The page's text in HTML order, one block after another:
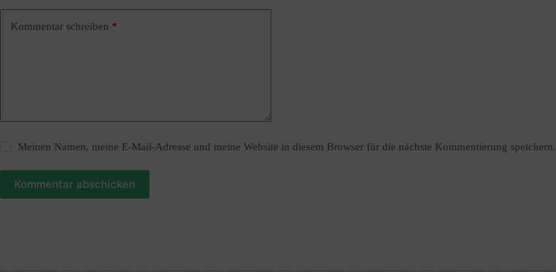
Kommentar schreiben *
Meinen Namen, meine E-Mail-Adresse und meine Website in diesem Browser für die nächste Kommentierung speichern.
Kommentar abschicken